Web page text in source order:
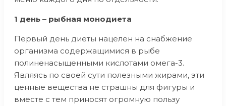
1 день – рыбная монодиета
Первый день диеты нацелен на снабжение
организма содержащимися в рыбе
полиненасыщенными кислотами омега-3.
Являясь по своей сути полезными жирами, эти
ценные вещества не страшны для фигуры и
вместе с тем приносят огромную пользу